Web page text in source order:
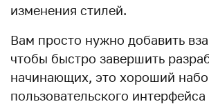
изменения стилей.
Вам просто нужно добавить
чтобы быстро завершить
начинающих, это хороший
пользовательского